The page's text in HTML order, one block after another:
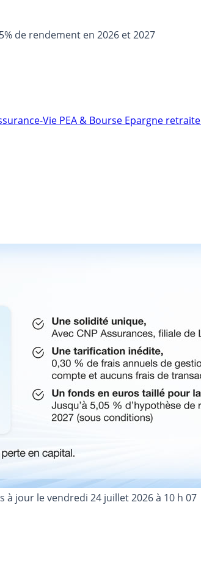
de rendement en 2026 et 2027
Vie PEA & Bourse Epargne retraite
à jour levendredi 24 juillet 2026 à 10 h 07